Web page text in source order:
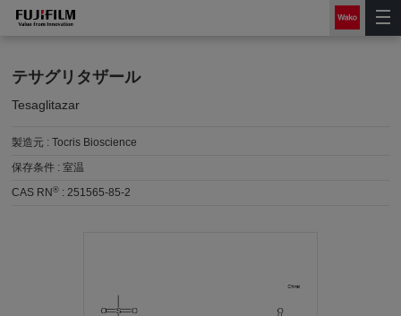
テサグリタザール
Tesaglitazar
製造元 :Tocris Bioscience
保存条件 :室温
CAS RN® :251565-85-2